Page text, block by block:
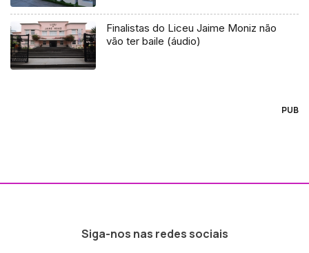
Finalistas do Liceu Jaime Moniz não
vão ter baile (áudio)
PUB
Siga-nos nas redes sociais